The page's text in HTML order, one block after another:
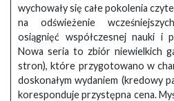
wychowały się całe pokolenia
na odświeżenie
osiągnięć współczesnej nauki i
Nowa seria to zbiór niewielkich
stron), które przygotowano w
doskonałym wydaniem (kredowy
koresponduje przystępna cena.